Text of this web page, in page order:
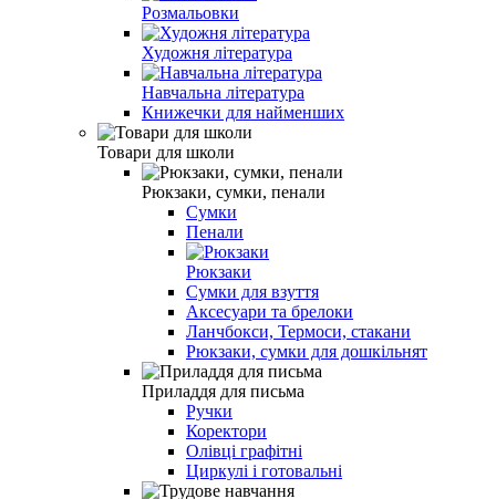
Розмальовки
Художня література
Навчальна література
Книжечки для найменших
Товари для школи
Рюкзаки, сумки, пенали
Сумки
Пенали
Рюкзаки
Сумки для взуття
Аксесуари та брелоки
Ланчбокси, Термоси, стакани
Рюкзаки, сумки для дошкільнят
Приладдя для письма
Ручки
Коректори
Олівці графітні
Циркулі і готовальні